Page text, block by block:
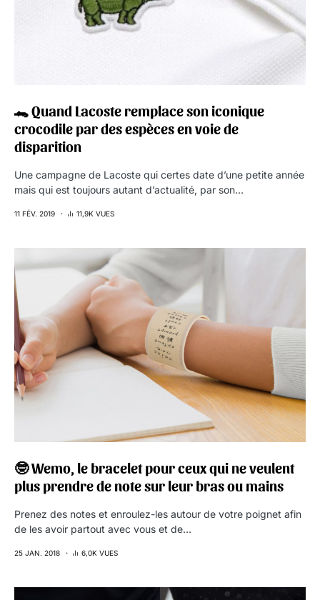
🐊 Quand Lacoste remplace son iconique
crocodile par des espèces en voie de
disparition
Une campagne de Lacoste qui certes date d’une petite année
mais qui est toujours autant d’actualité, par son…
11 FÉV. 2019 11,9K VUES
🤓 Wemo, le bracelet pour ceux qui ne veulent
plus prendre de note sur leur bras ou mains
Prenez des notes et enroulez-les autour de votre poignet afin
de les avoir partout avec vous et de…
25 JAN. 2018 6,0K VUES